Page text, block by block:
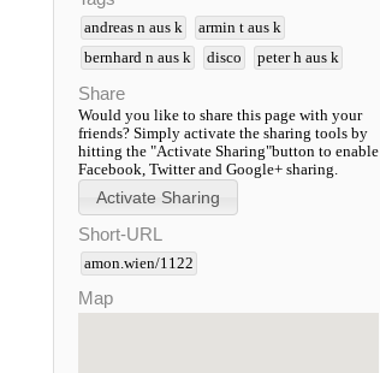
andreas n aus k
armin t aus k
bernhard n aus k
disco peter h aus k
Share
Would you like to share this page with your
friends? Simply activate the sharing tools by
hitting the "Activate Sharing"button to enable
Facebook, Twitter and Google+ sharing.
Short-URL
amon.wien/1122
Map